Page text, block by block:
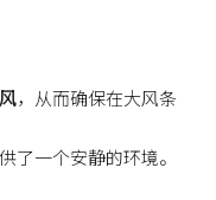
，从而确保在大风条
一个安静的环境。